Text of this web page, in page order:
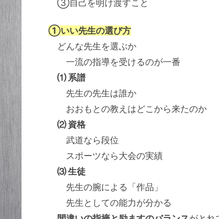
③自己を明け渡すこと
①いい先生の選び方
どんな先生を選ぶか
一流の指導を受けるのが一番
⑴ 系譜
先生の先生は誰か
おおもとの教えはどこから来たのか
⑵ 資格
武道なら段位
スポーツなら大会の実績
⑶ 生徒
先生の腕による「作品」
先生としての能力が分かる